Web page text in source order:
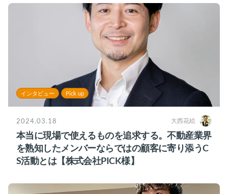
インタビュー Pick up
2024.03.18 大西花絵
本当に現場で使えるものを追求する。不動産業界
を熟知したメンバーならではの顧客に寄り添うC
S活動とは【株式会社PICK様】